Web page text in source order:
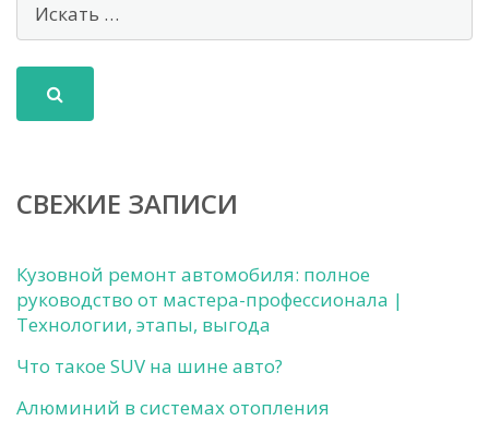
СВЕЖИЕ ЗАПИСИ
Кузовной ремонт автомобиля: полное
руководство от мастера-профессионала |
Технологии, этапы, выгода
Что такое SUV на шине авто?
Алюминий в системах отопления